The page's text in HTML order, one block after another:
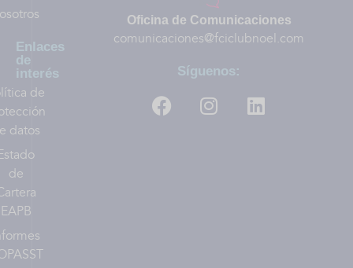
Enlaces
de
interés
de
datos
de
EAPB
Oficina de Comunicaciones
comunicaciones@fciclubnoel.com
Síguenos: